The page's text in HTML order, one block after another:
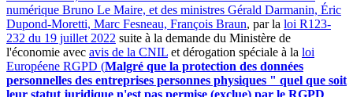
numérique Bruno Le Maire, et des ministres Gérald Darmanin, Éric
Dupond-Moretti, Marc Fesneau, François Braun, par la loi R123-
232 du 19 juillet 2022 suite à la demande du Ministère de
l'économie avec avis de la CNIL et dérogation spéciale à la loi
Européene RGPD (Malgré que la protection des données
personnelles des entreprises personnes physiques " quel que soit